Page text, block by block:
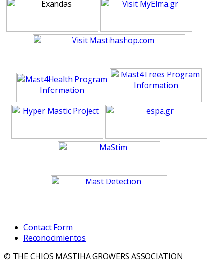
Contact Form
Reconocimientos
© THE CHIOS MASTIHA GROWERS ASSOCIATION